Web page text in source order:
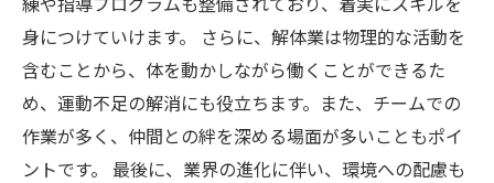
身につけていけます。 さらに、解体業は物理的な活動を
含むことから、体を動かしながら働くことができるた
め、運動不足の解消にも役立ちます。また、チームでの
作業が多く、仲間との絆を深める場面が多いこともポイ
ントです。 最後に、業界の進化に伴い、環境への配慮も